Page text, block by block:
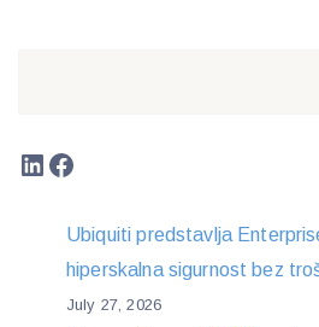
LinkedIn
Facebook
Ubiquiti predstavlja
hiperskalna sigurnost bez
July 27, 2026